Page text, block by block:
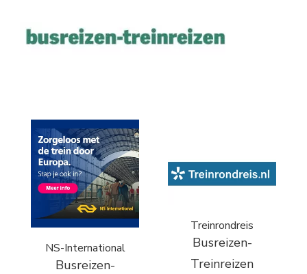
NS-International
Busreizen-
Treinrondreis
Busreizen-
Treinreizen